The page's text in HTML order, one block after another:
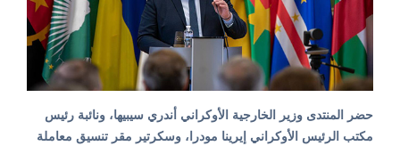
حضر المنتدى وزير الخارجية الأوكراني أندري سيبيها، ونائبة رئيس
مكتب الرئيس الأوكراني إيرينا مودرا، وسكرتير مقر تنسيق معاملة